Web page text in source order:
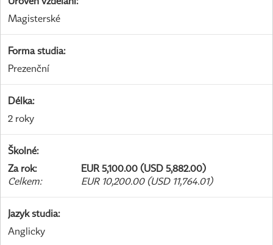
Magisterské
Forma studia:
Prezenční
Délka:
2 roky
Školné:
Za rok:
EUR 5,100.00 (USD 5,882.00)
Celkem: EUR 10,200.00 (USD 11,764.01)
Jazyk studia:
Anglicky